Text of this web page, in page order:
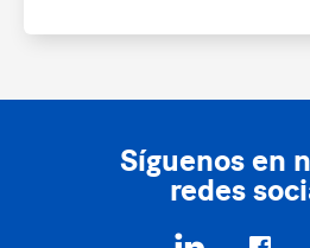
Síguenos en
redes